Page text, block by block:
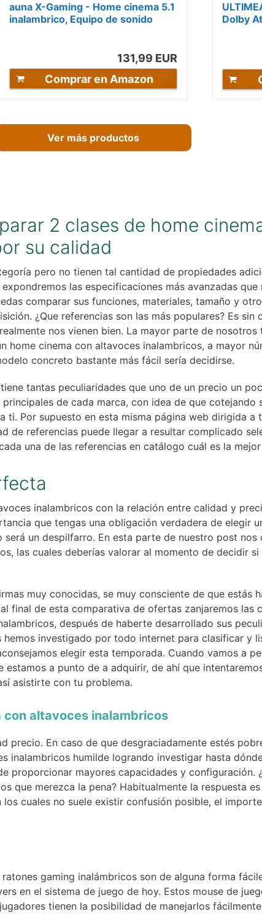
auna X-Gaming - Home cinema 5.1
inalambrico, Equipo de sonido
131,99 EUR
Comprar en Amazon
Dolby
Ver más productos
2 clases de home
su calidad
pero no tienen tal cantidad de propiedades
las especificaciones más avanzadas
comparar sus funciones, materiales, tamaño y
¿Que referencias son las más populares? Es sin
nos vienen bien. La mayor parte de nosotros
home cinema con altavoces inalambricos, a mayor
concreto bastante más fácil sería decidirse.
tantas peculiaridades que uno de un precio un
de cada marca, con idea de que cotejando
ti. Por supuesto en esta misma página web dirigida
de referencias puede llegar a resultar complicado
una de las referencias en catálogo cuál es la
inalambricos con la relación entre calidad y
que tengas una obligación verdadera de elegir
un despilfarro. En esta parte de nuestro post nos
las cuales deberías valorar al momento de decidir si
muy conocidas, se muy consciente de que estás
final de esta comparativa de ofertas zanjaremos las
después de haberte desarrollado sus
investigado por todo internet para clasificar y
elegir esta temporada. Cuando vamos a
a punto de a adquirir, de ahí que
asistirte con tu problema.
con altavoces inalambricos
precio. En caso de que desgraciadamente estés
inalambricos humilde logrando investigar hasta
proporcionar mayores capacidades y configuración.
que merezca la pena? Habitualmente la respuesta
cuales no suele existir confusión posible, el
ratones gaming inalámbricos son de alguna forma
en el sistema de juego de hoy. Estos mouse de
tienen la posibilidad de manejarlos